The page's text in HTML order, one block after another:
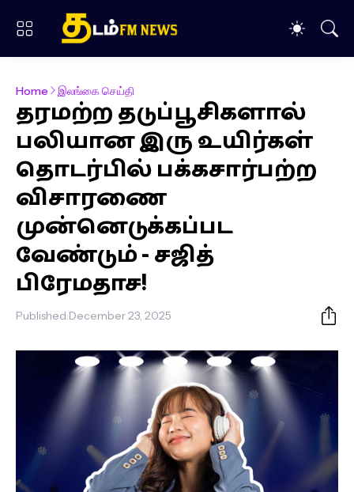
Home இலங்கை செய்தி
தரமற்ற தடுப்பூசிகளால்
பலியான இரு உயிர்கள்
தொடர்பில் பக்கசார்பற்ற
விசாரணை
முன்னெடுக்கப்பட
வேண்டும் - சஜித்
பிரேமதாச!
Published:December 23, 2025